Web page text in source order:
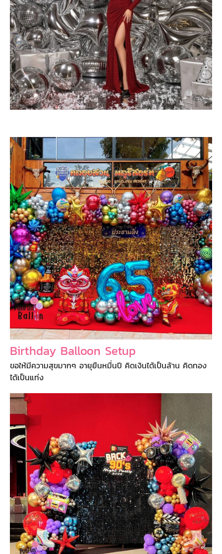
Birthday Balloon Setup
ขอให้มีความสุขมากๆ อายุยืนหมื่นปี คิดเงินได้เป็นล้าน คิดทอง
ได้เป็นแท่ง